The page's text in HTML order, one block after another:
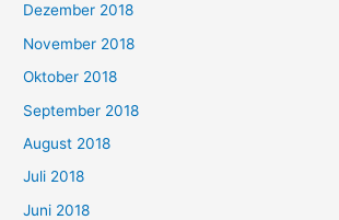
Dezember 2018
November 2018
Oktober 2018
September 2018
August 2018
Juli 2018
Juni 2018